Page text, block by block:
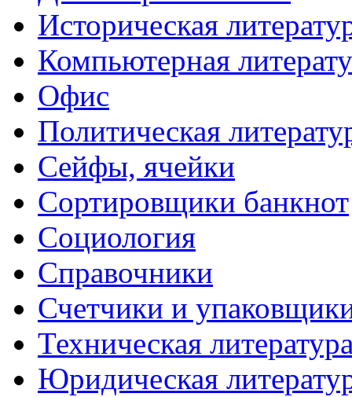
Историческая
Компьютерная
Офис
Политическая
Сейфы, ячейки
Сортировщики банкнот
Социология
Справочники
Счетчики и
Техническая
Юридическая